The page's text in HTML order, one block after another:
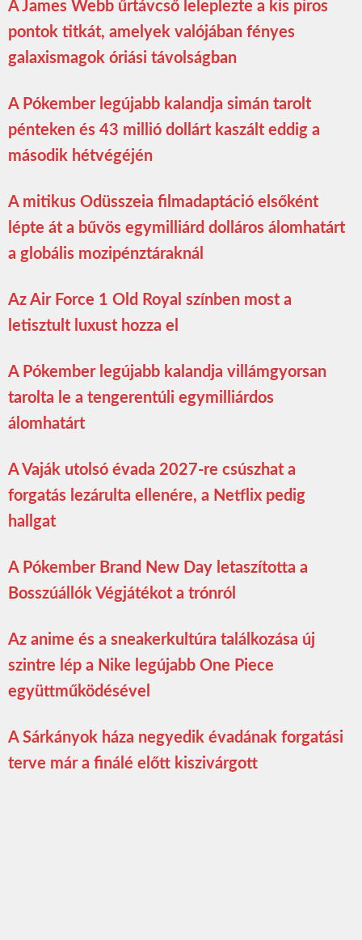
A James Webb űrtávcső leleplezte a kis piros
pontok titkát, amelyek valójában fényes
galaxismagok óriási távolságban
A Pókember legújabb kalandja simán tarolt
pénteken és 43 millió dollárt kaszált eddig a
második hétvégéjén
A mitikus Odüsszeia filmadaptáció elsőként
lépte át a bűvös egymilliárd dolláros álomhatárt
a globális mozipénztáraknál
Az Air Force 1 Old Royal színben most a
letisztult luxust hozza el
A Pókember legújabb kalandja villámgyorsan
tarolta le a tengerentúli egymilliárdos
álomhatárt
A Vaják utolsó évada 2027-re csúszhat a
forgatás lezárulta ellenére, a Netflix pedig
hallgat
A Pókember Brand New Day letaszította a
Bosszúállók Végjátékot a trónról
Az anime és a sneakerkultúra találkozása új
szintre lép a Nike legújabb One Piece
együttműködésével
A Sárkányok háza negyedik évadának forgatási
terve már a finálé előtt kiszivárgott